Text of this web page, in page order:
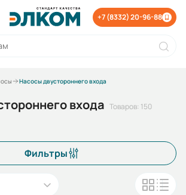
+7 (8332) 20-96-88
Насосы двустороннего входа
входа Товаров: 150
Фильтры